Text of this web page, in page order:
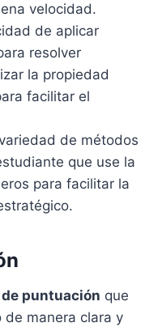
velocidad.
de aplicar
resolver
la propiedad
facilitar el
de métodos
que use la
para facilitar la
puntuación que
de manera clara y